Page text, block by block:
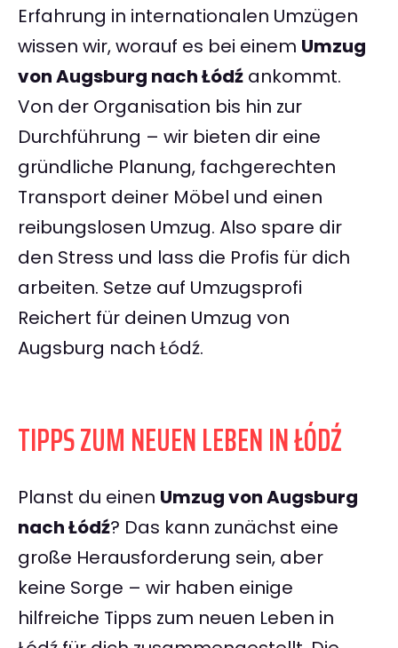
Erfahrung in internationalen Umzügen
wissen wir, worauf es bei einem Umzug
von Augsburg nach Łódź ankommt.
Von der Organisation bis hin zur
Durchführung – wir bieten dir eine
gründliche Planung, fachgerechten
Transport deiner Möbel und einen
reibungslosen Umzug. Also spare dir
den Stress und lass die Profis für dich
arbeiten. Setze auf Umzugsprofi
Reichert für deinen Umzug von
Augsburg nach Łódź.
TIPPS ZUM NEUEN LEBEN IN ŁÓDŹ
Planst du einen Umzug von Augsburg
nach Łódź? Das kann zunächst eine
große Herausforderung sein, aber
keine Sorge – wir haben einige
hilfreiche Tipps zum neuen Leben in